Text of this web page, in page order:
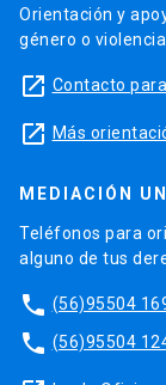
Orientación y
género o
launch Contacto
launch Más
MEDIACIÓN
Teléfonos para
alguno de tus
phone (56)95504
phone (56)95504